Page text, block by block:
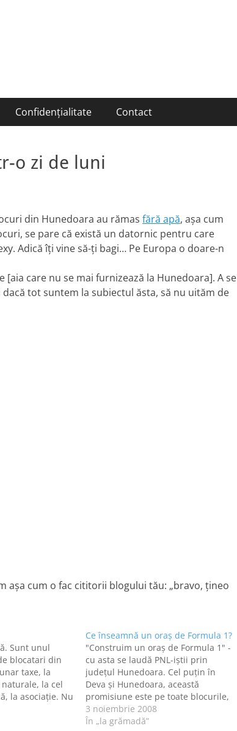
Confidențialitate Contact
o zi de luni
din Hunedoara au rămas fără apă, aşa cum
se pare că există un datornic pentru care
Adică îţi vine să-ţi bagi… Pe Europa o doare-n
[aia care nu se mai furnizează la Hunedoara]. A se
dacă tot suntem la subiectul ăsta, să nu uităm de
aşa cum o fac cititorii blogului tău: „bravo, ţineo
Sunt unul
blocatari din
taxe, la
la cel
la asociație. Nu
că asociația de
o invenție
Ce înseamnă un oraş de Formula 1?
"Construim un oraş de Formula 1" -
cu asta se laudă PNL-iştii prin
judeţul Hunedoara. Cel puţin în
Deva şi Hunedoara, această
promisiune este pe toate blocurile,
bannerele, afişele etc. Şi stau eu şi
mă întreb, ca alegător de sex
3 noiembrie 2008
În „la grămadă”